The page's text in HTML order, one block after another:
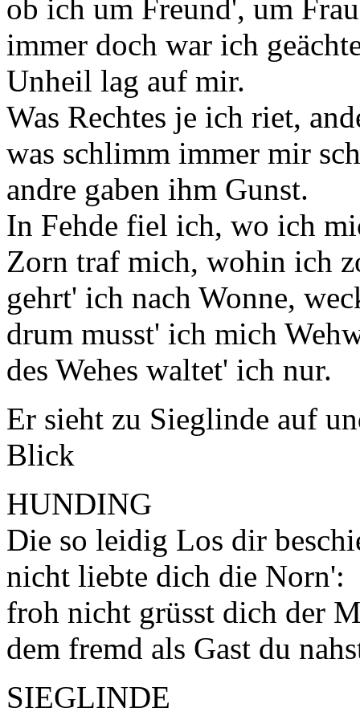
ob ich um Freund', um
immer doch war ich
Unheil lag auf mir.
Was Rechtes je ich riet,
was schlimm immer mir
andre gaben ihm Gunst.
In Fehde fiel ich, wo ich
Zorn traf mich, wohin ich
gehrt' ich nach Wonne,
drum musst' ich mich
des Wehes waltet' ich nur.
Er sieht zu Sieglinde auf
Blick
HUNDING
Die so leidig Los dir
nicht liebte dich die Norn':
froh nicht grüsst dich der
dem fremd als Gast du
SIEGLINDE